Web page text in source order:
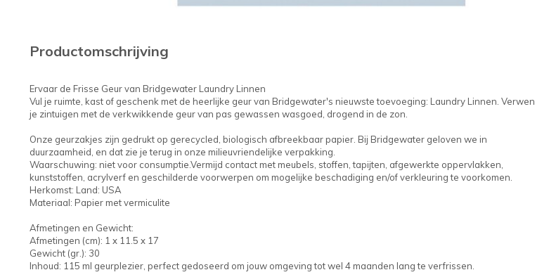
Productomschrijving
Ervaar de Frisse Geur van Bridgewater Laundry Linnen
Vul je ruimte, kast of geschenk met de heerlijke geur van Bridgewater's nieuwste toevoeging: Laundry Linnen. Verwen
je zintuigen met de verkwikkende geur van pas gewassen wasgoed, drogend in de zon.
Onze geurzakjes zijn gedrukt op gerecycled, biologisch afbreekbaar papier. Bij Bridgewater geloven we in
duurzaamheid, en dat zie je terug in onze milieuvriendelijke verpakking.
Waarschuwing: niet voor consumptie.Vermijd contact met meubels, stoffen, tapijten, afgewerkte oppervlakken,
kunststoffen, acrylverf en geschilderde voorwerpen om mogelijke beschadiging en/of verkleuring te voorkomen.
Herkomst: Land: USA
Materiaal: Papier met vermiculite
Afmetingen en Gewicht:
Afmetingen (cm): 1 x 11.5 x 17
Gewicht (gr.): 30
Inhoud: 115 ml geurplezier, perfect gedoseerd om jouw omgeving tot wel 4 maanden lang te verfrissen.